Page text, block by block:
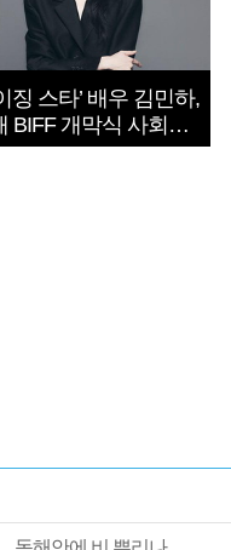
징 스타’ 배우 김민하,
BIFF 개막식 사회자